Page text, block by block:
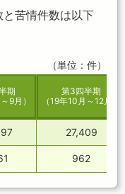
苦情件数は以下
（単位：件）
期
9月）
第3四半期
（19年10月～12月）
27,409
962